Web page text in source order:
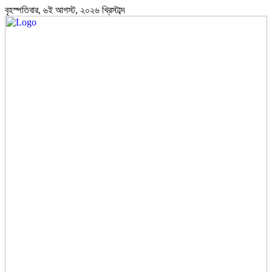
বৃহস্পতিবার, ৬ই আগস্ট, ২০২৬ খ্রিস্টাব্দ